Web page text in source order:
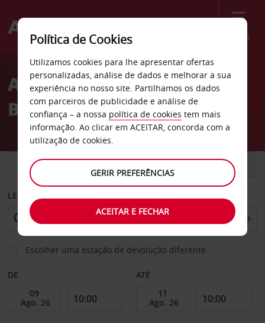
Menu
Welcome
AvisAluguer de carros Glen
Burnie em Maryland
CARRO COMERCIAIS
LEVANTAR EM
Escolher uma estação de devolução diferente
DE ATÉ
Política de Cookies
Utilizamos cookies para lhe apresentar ofertas
personalizadas, análise de dados e melhorar a sua
experiência no nosso site. Partilhamos os dados
com parceiros de publicidade e análise de
confiança – a nossa política de cookies tem mais
informação. Ao clicar em ACEITAR, concorda com a
utilização de cookies.
GERIR PREFERÊNCIAS
ACEITAR E FECHAR